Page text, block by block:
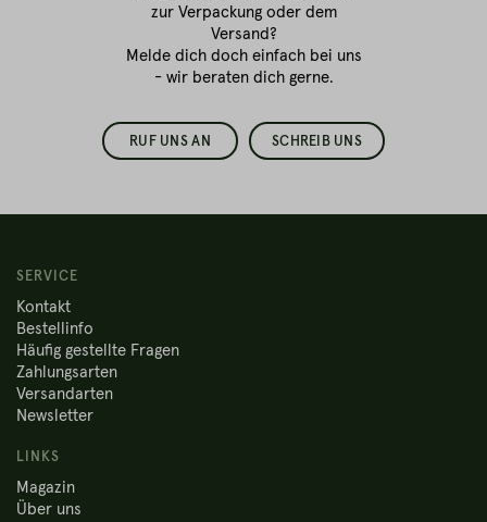
zur Verpackung oder dem
Versand?
Melde dich doch einfach bei uns
- wir beraten dich gerne.
RUF UNS AN SCHREIB UNS
SERVICE
Kontakt
Bestellinfo
Häufig gestellte Fragen
Zahlungsarten
Versandarten
Newsletter
LINKS
Magazin
Über uns